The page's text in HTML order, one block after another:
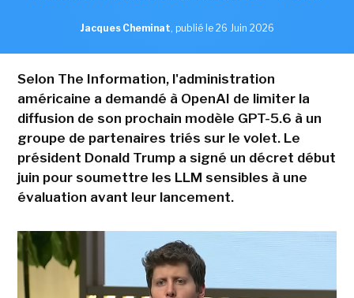
Jacques Cheminat, publié le 26 Juin 2026
Selon The Information, l'administration
américaine a demandé à OpenAI de limiter la
diffusion de son prochain modèle GPT-5.6 à un
groupe de partenaires triés sur le volet. Le
président Donald Trump a signé un décret début
juin pour soumettre les LLM sensibles à une
évaluation avant leur lancement.